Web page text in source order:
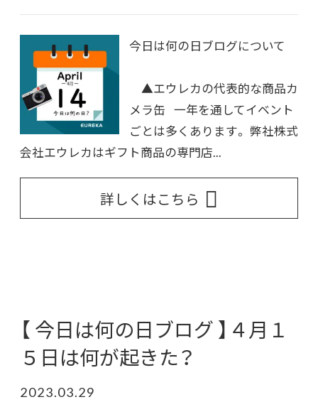
今日は何の日ブログについて
▲エウレカの代表的な商品カ
メラ缶 一年を通してイベント
ごとは多くあります。 弊社株式
会社エウレカはギフト商品の専門店...
詳しくはこちら
【 今日は何の日ブログ 】４月１
５日は何が起きた？
2023.03.29